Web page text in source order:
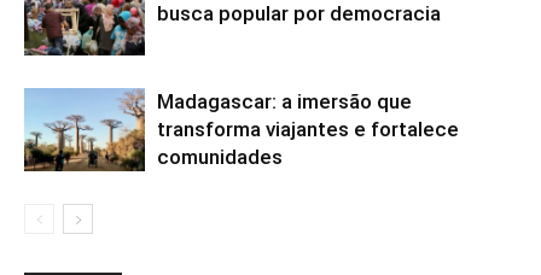
busca popular por democracia
Madagascar: a imersão que
transforma viajantes e fortalece
comunidades